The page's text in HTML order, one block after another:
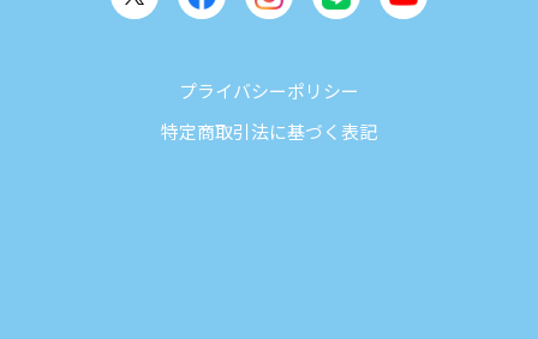
プライバシーポリシー
特定商取引法に基づく表記